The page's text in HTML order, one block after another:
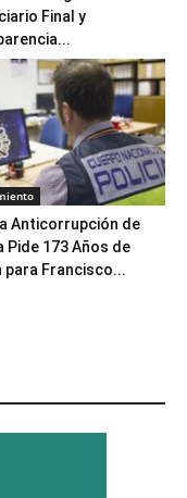
Final y
Anticorrupción de
Pide 173 Años de
para Francisco...